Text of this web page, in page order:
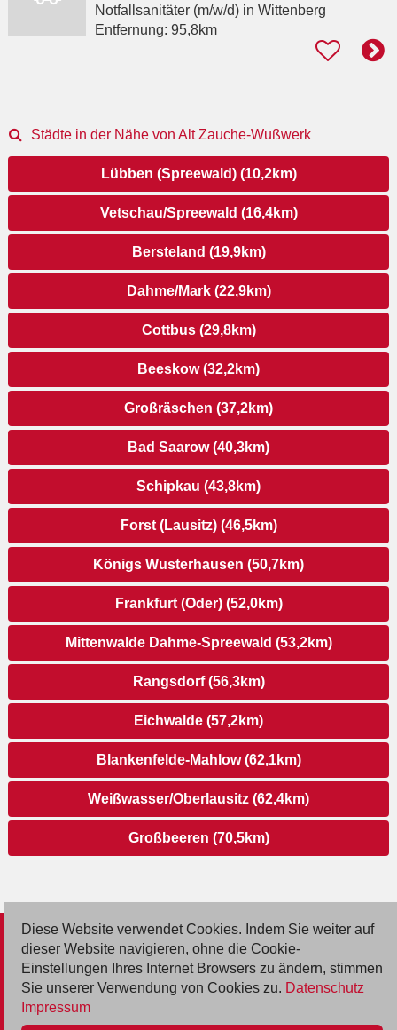
Notfallsanitäter (m/w/d)in Wittenberg
Entfernung: 95,8km
Städte in der Nähe von Alt Zauche-Wußwerk
Lübben (Spreewald) (10,2km)
Vetschau/Spreewald (16,4km)
Bersteland (19,9km)
Dahme/Mark (22,9km)
Cottbus (29,8km)
Beeskow (32,2km)
Großräschen (37,2km)
Bad Saarow (40,3km)
Schipkau (43,8km)
Forst (Lausitz) (46,5km)
Königs Wusterhausen (50,7km)
Frankfurt (Oder) (52,0km)
Mittenwalde Dahme-Spreewald (53,2km)
Rangsdorf (56,3km)
Eichwalde (57,2km)
Blankenfelde-Mahlow (62,1km)
Weißwasser/Oberlausitz (62,4km)
Großbeeren (70,5km)
© 2026 Deutsche Jobmarkt GmbH
Inserieren
Kontakt
Diese Website verwendet Cookies. Indem Sie weiter auf
dieser Website navigieren, ohne die Cookie-
Einstellungen Ihres Internet Browsers zu ändern, stimmen
Sie unserer Verwendung von Cookies zu. Datenschutz
Impressum